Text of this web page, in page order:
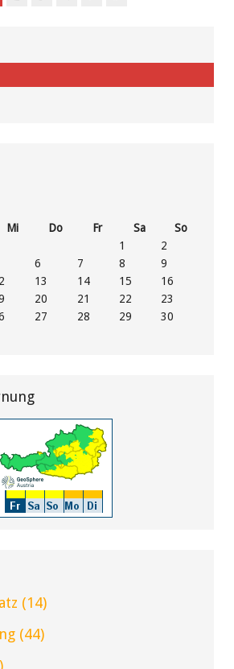
Mi Do Fr Sa
So
1
2
6 7 8
9
13 14 15
16
20 21 22
23
27 28 29
30
(14)
(44)